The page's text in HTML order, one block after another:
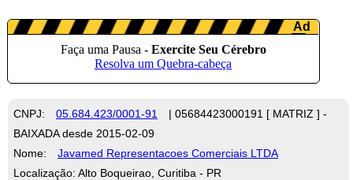
CNPJ: 05.684.423/0001-91
| 05684423000191 [ MATRIZ ] -
BAIXADA desde 2015-02-09
Nome:
Javamed Representacoes Comerciais LTDA
Localização: Alto Boqueirao, Curitiba - PR